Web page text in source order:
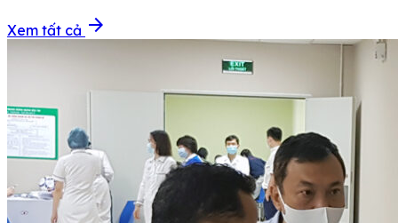
Xem tất cả arrow_forward